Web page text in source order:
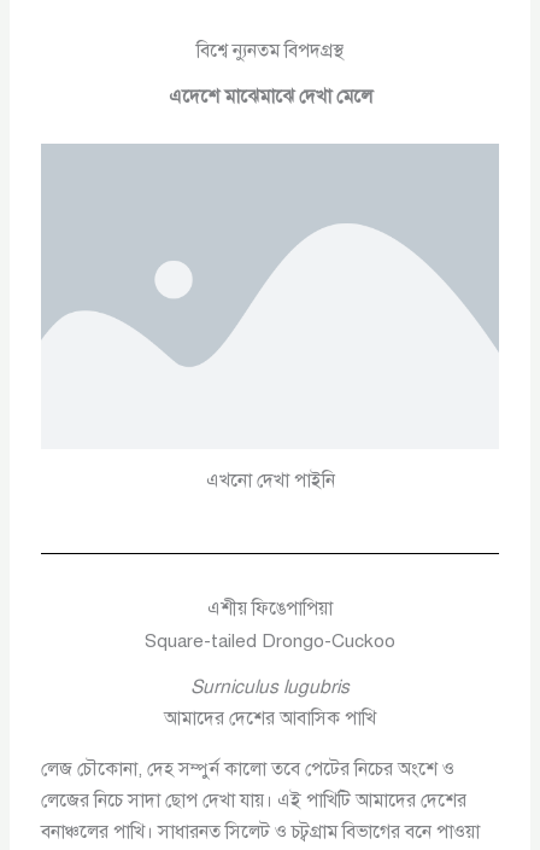
বিশ্বে ন্যুনতম বিপদগ্রস্থ
এদেশে মাঝেমাঝে দেখা মেলে
এখনো দেখা পাইনি
এশীয় ফিঙেপাপিয়া
Square-tailed Drongo-Cuckoo
Surniculus lugubris
আমাদের দেশের আবাসিক পাখি
লেজ চৌকোনা, দেহ সম্পুর্ন কালো তবে পেটের নিচের অংশে ও
লেজের নিচে সাদা ছোপ দেখা যায়। এই পাখিটি আমাদের দেশের
বনাঞ্চলের পাখি। সাধারনত সিলেট ও চট্বগ্রাম বিভাগের বনে পাওয়া